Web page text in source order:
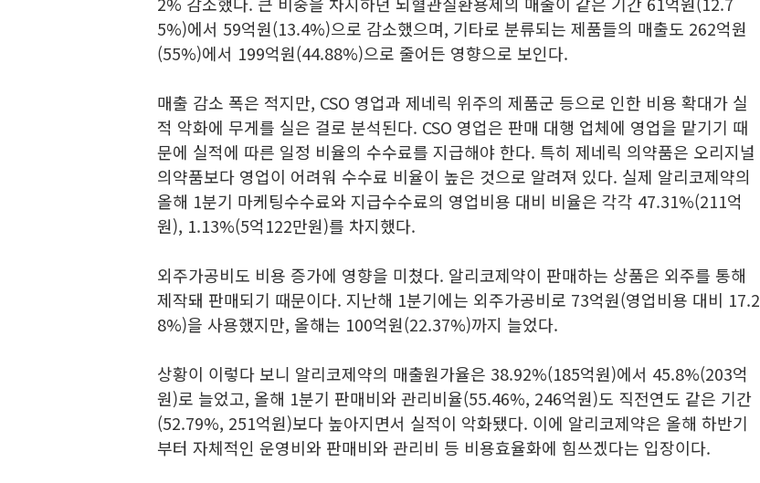
5%)에서 59억원(13.4%)으로 감소했으며, 기타로 분류되는 제품들의 매출도 262억원
(55%)에서 199억원(44.88%)으로 줄어든 영향으로 보인다.
매출 감소 폭은 적지만, CSO 영업과 제네릭 위주의 제품군 등으로 인한 비용 확대가 실
적 악화에 무게를 실은 걸로 분석된다. CSO 영업은 판매 대행 업체에 영업을 맡기기 때
문에 실적에 따른 일정 비율의 수수료를 지급해야 한다. 특히 제네릭 의약품은 오리지널
의약품보다 영업이 어려워 수수료 비율이 높은 것으로 알려져 있다. 실제 알리코제약의
올해 1분기 마케팅수수료와 지급수수료의 영업비용 대비 비율은 각각 47.31%(211억
원), 1.13%(5억122만원)를 차지했다.
외주가공비도 비용 증가에 영향을 미쳤다. 알리코제약이 판매하는 상품은 외주를 통해
제작돼 판매되기 때문이다. 지난해 1분기에는 외주가공비로 73억원(영업비용 대비 17.2
8%)을 사용했지만, 올해는 100억원(22.37%)까지 늘었다.
상황이 이렇다 보니 알리코제약의 매출원가율은 38.92%(185억원)에서 45.8%(203억
원)로 늘었고, 올해 1분기 판매비와 관리비율(55.46%, 246억원)도 직전연도 같은 기간
(52.79%, 251억원)보다 높아지면서 실적이 악화됐다. 이에 알리코제약은 올해 하반기
부터 자체적인 운영비와 판매비와 관리비 등 비용효율화에 힘쓰겠다는 입장이다.